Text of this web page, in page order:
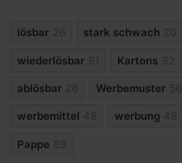
lösbar 26 stark schwach 20
wiederlösbar 91 Kartons 32
ablösbar 26 Werbemuster 56
werbemittel 48 werbung 48
Pappe 83